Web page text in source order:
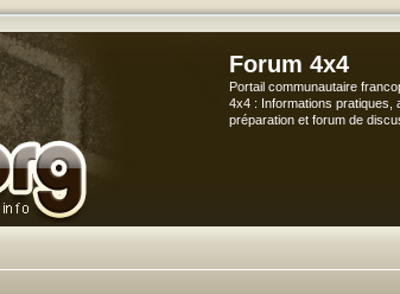
Forum 4x4
Portail communautaire
4x4 : Informations pratiques,
préparation et forum de